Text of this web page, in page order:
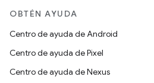
OBTÉN AYUDA
Centro de ayuda de Android
Centro de ayuda de Pixel
Centro de ayuda de Nexus